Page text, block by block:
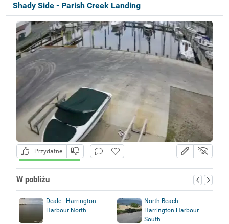
Shady Side - Parish Creek Landing
Przydatne
W pobliżu
Deale - Harrington
Harbour North
North Beach -
Harrington Harbour
South